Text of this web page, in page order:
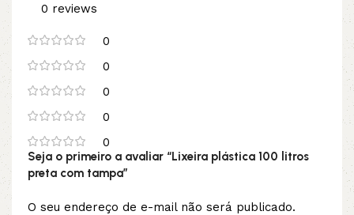
0 reviews
0
0
0
0
0
Seja o primeiro a avaliar “Lixeira plástica 100 litros
preta com tampa”
O seu endereço de e-mail não será publicado.